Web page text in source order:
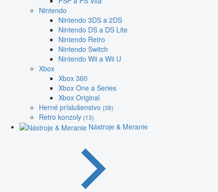
Nintendo
Nintendo 3DS a 2DS
Nintendo DS a DS Lite
Nintendo Retro
Nintendo Switch
Nintendo Wii a Wii U
Xbox
Xbox 360
Xbox One a Series
Xbox Original
Herné príslušenstvo (38)
Retro konzoly (13)
Nástroje & Meranie